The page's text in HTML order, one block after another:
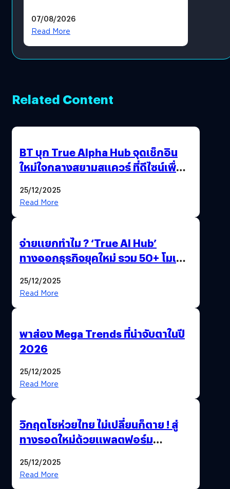
โดยตรง
07/08/2026
Read More
Related Content
BT บุก True Alpha Hub จุดเช็กอิน
ใหม่ใจกลางสยามสแควร์ ที่ดีไซน์เพื่อ
25/12/2025
Read More
จ่ายแยกทำไม ? ‘True AI Hub’
ทางออกธุรกิจยุคใหม่ รวม 50+ โมเดล
25/12/2025
Read More
พาส่อง Mega Trends ที่น่าจับตาในปี
2026
25/12/2025
Read More
วิกฤตโชห่วยไทย ไม่เปลี่ยนก็ตาย ! สู่
ทางรอดใหม่ด้วยแพลตฟอร์ม
25/12/2025
Read More